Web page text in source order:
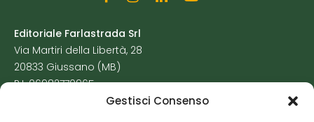
Gestisci Consenso
Editoriale Farlastrada Srl
Via Martiri della Libertà, 28
20833 Giussano (MB)
P.I. 06982770965